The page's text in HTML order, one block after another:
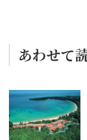
あわせて